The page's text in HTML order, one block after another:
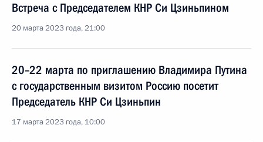
Встреча с Председателем КНР Си Цзиньпином
20 марта 2023 года, 21:00
20–22 марта по приглашению Владимира Путина
с государственным визитом Россию посетит
Председатель КНР Си Цзиньпин
17 марта 2023 года, 10:00